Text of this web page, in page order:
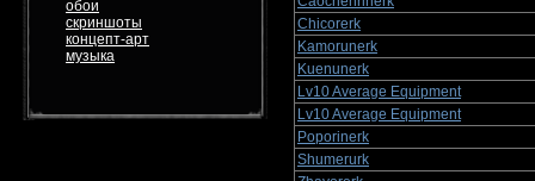
обои
скриншоты
концепт-арт
музыка
Chicorerk
Kamorunerk
Kuenunerk
Lv10 Average Equipment
Lv10 Average Equipment
Poporinerk
Shumerurk